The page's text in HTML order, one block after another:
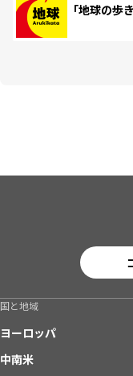
「地球の歩
国と地域
ヨーロッパ
中南米